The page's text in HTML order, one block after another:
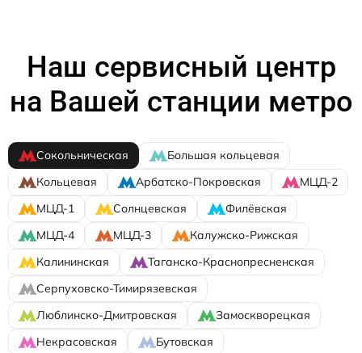
Наш сервисный центр
на Вашей станции метро
Сокольническая
Большая кольцевая
Кольцевая
Арбатско-Покровская
МЦД-2
МЦД-1
Солнцевская
Филёвская
МЦД-4
МЦД-3
Калужско-Рижская
Калининская
Таганско-Краснопресненская
Серпуховско-Тимирязевская
Люблинско-Дмитровская
Замоскворецкая
Некрасовская
Бутовская